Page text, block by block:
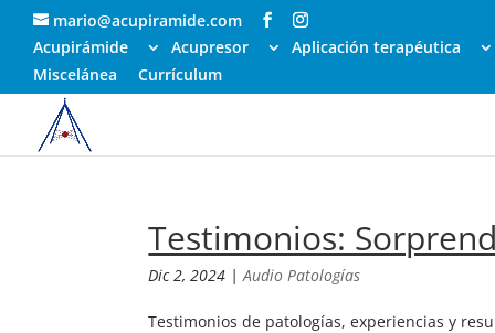
mario@acupiramide.com
Acupirámide
Acupresor Aplicación terapéutica
Miscelánea
Currículum
Testimonios:
Dic 2, 2024 |Audio Patologías
Testimonios de patologías, experiencias y